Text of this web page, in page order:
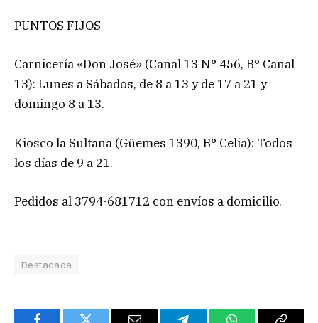
PUNTOS FIJOS
Carnicería «Don José» (Canal 13 N° 456, B° Canal
13): Lunes a Sábados, de 8 a 13 y de 17 a 21 y
domingo 8 a 13.
Kiosco la Sultana (Güemes 1390, B° Celia): Todos
los días de 9 a 21.
Pedidos al 3794-681712 con envíos a domicilio.
Destacada